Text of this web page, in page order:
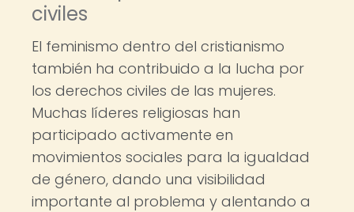
civiles
El feminismo dentro del cristianismo
también ha contribuido a la lucha por
los derechos civiles de las mujeres.
Muchas líderes religiosas han
participado activamente en
movimientos sociales para la igualdad
de género, dando una visibilidad
importante al problema y alentando a